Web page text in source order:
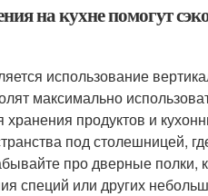
на кухне помогут
использование
максимально
продуктов и
под столешницей,
про дверные полки,
специй или других